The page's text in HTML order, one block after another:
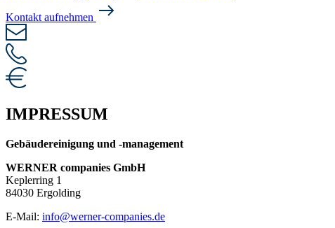
Kontakt aufnehmen
IMPRESSUM
Gebäudereinigung und -management
WERNER companies GmbH
Keplerring 1
84030 Ergolding
E-Mail: info@werner-companies.de